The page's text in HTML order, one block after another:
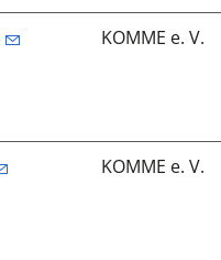
KOMME e. V.
KOMME e. V.